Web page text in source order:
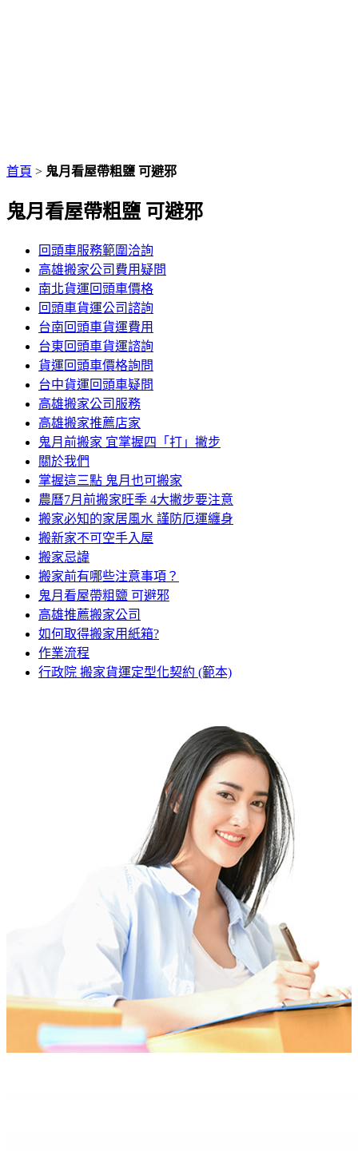
首頁 > 鬼月看屋帶粗鹽 可避邪
鬼月看屋帶粗鹽 可避邪
回頭車服務範圍洽詢
高雄搬家公司費用疑問
南北貨運回頭車價格
回頭車貨運公司諮詢
台南回頭車貨運費用
台東回頭車貨運諮詢
貨運回頭車價格詢問
台中貨運回頭車疑問
高雄搬家公司服務
高雄搬家推薦店家
鬼月前搬家 宜掌握四「打」撇步
關於我們
掌握這三點 鬼月也可搬家
農曆7月前搬家旺季 4大撇步要注意
搬家必知的家居風水 謹防厄運纏身
搬新家不可空手入屋
搬家忌諱
搬家前有哪些注意事項？
鬼月看屋帶粗鹽 可避邪
高雄推薦搬家公司
如何取得搬家用紙箱?
作業流程
行政院 搬家貨運定型化契約 (範本)